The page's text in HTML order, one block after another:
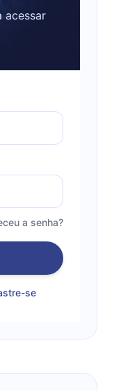
acessar
a senha?
se